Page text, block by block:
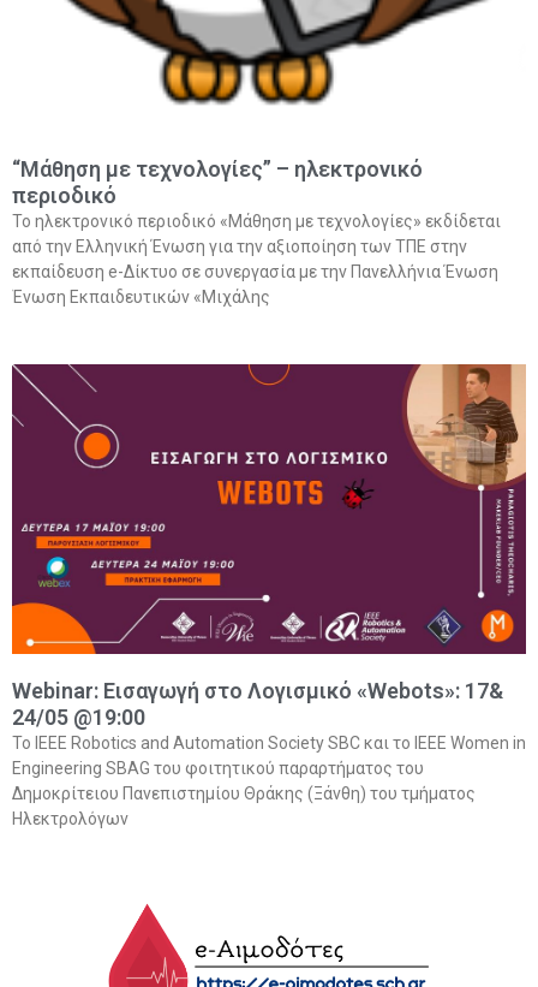
“Μάθηση με τεχνολογίες” – ηλεκτρονικό
περιοδικό
Το ηλεκτρονικό περιοδικό «Μάθηση με τεχνολογίες» εκδίδεται
από την Ελληνική Ένωση για την αξιοποίηση των ΤΠΕ στην
εκπαίδευση e-Δίκτυο σε συνεργασία με την Πανελλήνια Ένωση
Ένωση Εκπαιδευτικών «Μιχάλης
Webinar: Εισαγωγή στο Λογισμικό «Webots»: 17&
24/05 @19:00
To IEEE Robotics and Automation Society SBC και το IEEE Women in
Engineering SBAG του φοιτητικού παραρτήματος του
Δημοκρίτειου Πανεπιστημίου Θράκης (Ξάνθη) του τμήματος
Ηλεκτρολόγων